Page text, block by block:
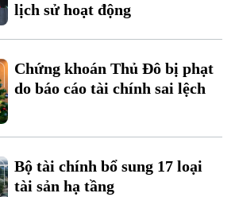
lịch sử hoạt động
Chứng khoán Thủ Đô bị phạt
do báo cáo tài chính sai lệch
Bộ tài chính bổ sung 17 loại
tài sản hạ tầng